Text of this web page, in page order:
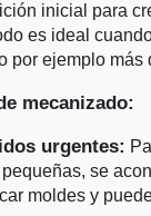
inicial para
es ideal
por ejemplo más
mecanizado:
urgentes:
pequeñas, se
moldes y